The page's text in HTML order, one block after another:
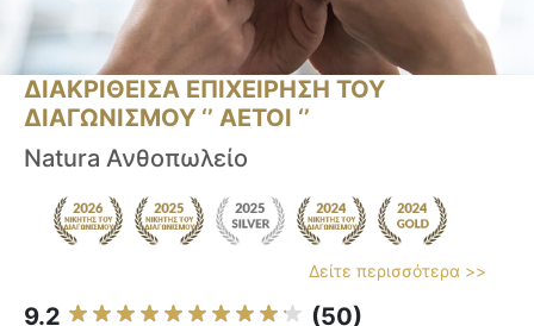
ΔΙΑΚΡΙΘΕΙΣΑ ΕΠΙΧΕΙΡΗΣΗ ΤΟΥ
ΔΙΑΓΩΝΙΣΜΟΥ ‘’ ΑΕΤΟΙ ‘’
Natura Ανθοπωλείο
Δείτε περισσότερα >>
9.2 (50)